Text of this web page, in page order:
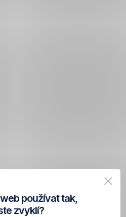
používat tak,
zvyklí?